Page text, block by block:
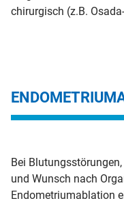
chirurgisch (z.B.
Bei
und Wunsch nach
Endometriumablation